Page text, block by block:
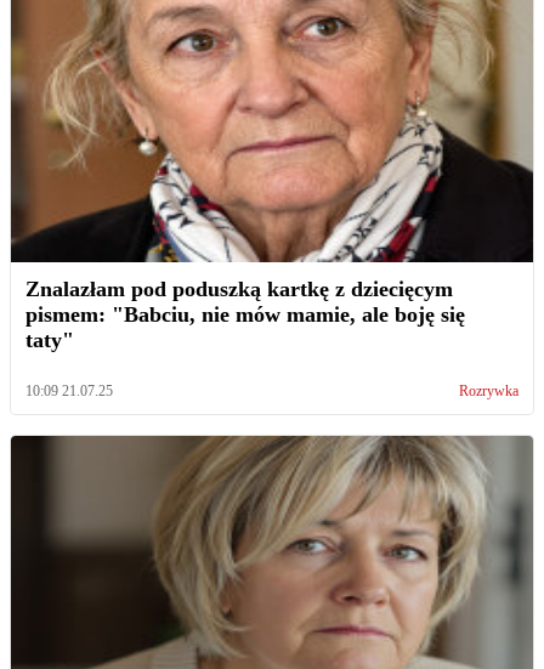
Znalazłam pod poduszką kartkę z dziecięcym
pismem: "Babciu, nie mów mamie, ale boję się
taty"
10:09 21.07.25 Rozrywka